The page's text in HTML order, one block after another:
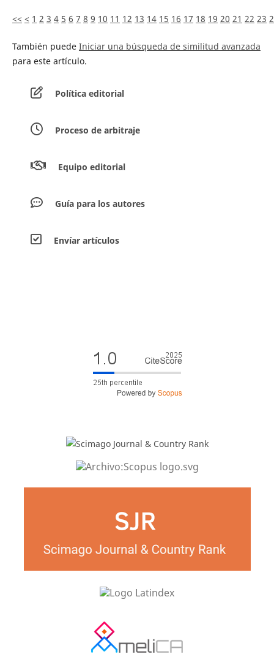
<< < 1 2 3 4 5 6 7 8 9 10 11 12 13 14 15 16 17 18 19 20 21 22 23
También puede Iniciar una búsqueda de similitud avanzada
para este artículo.
Política editorial
Proceso de arbitraje
Equipo editorial
Guía para los autores
Envíar artículos